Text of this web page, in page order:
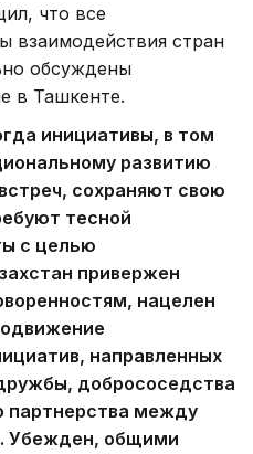
что все
взаимодействия стран
обсуждены
в Ташкенте.
инициативы, в том
развитию
сохраняют свою
тесной
с целью
привержен
нацелен
направленных
добрососедства
партнерства между
Убежден, общими